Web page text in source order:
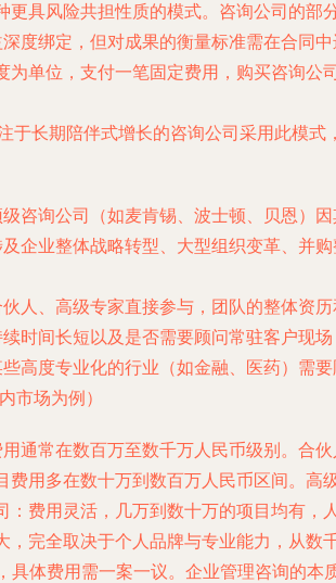
更具风险共担性质的模式。咨询公司的
度绑定，但对成果的衡量标准需在合同中
为单位，支付一笔固定费用，购买咨询
于长期陪伴式增长的咨询公司采用此模
级咨询公司（如麦肯锡、波士顿、贝恩）
及企业整体战略转型、大型组织变革、并
伙人、高级专家直接参与，团队的整体资
续时间长短以及是否需要顾问常驻客户现
些高度专业化的行业（如金融、医药）需
市场为例）
用通常在数百万至数千万人民币级别。合
费用多在数十万到数百万人民币区间。高
：费用灵活，几万到数十万的项目均有，
，完全取决于个人品牌与专业能力，从数
具体费用需一案一议。企业管理咨询的